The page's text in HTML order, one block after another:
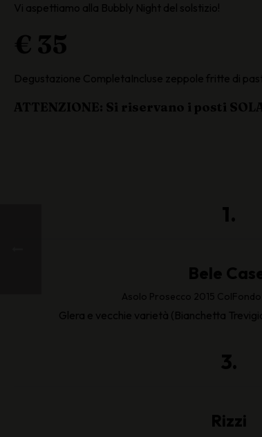
Vi aspettiamo alla Bubbly Night del solstizio!
€ 35
Degustazione CompletaIncluse zeppole fritte di
ATTENZIONE: Si riservano i posti
1.
Bele
Asolo Prosecco 2015 ColFondo
Glera e vecchie varietà (Bianchetta
3.
Rizzi